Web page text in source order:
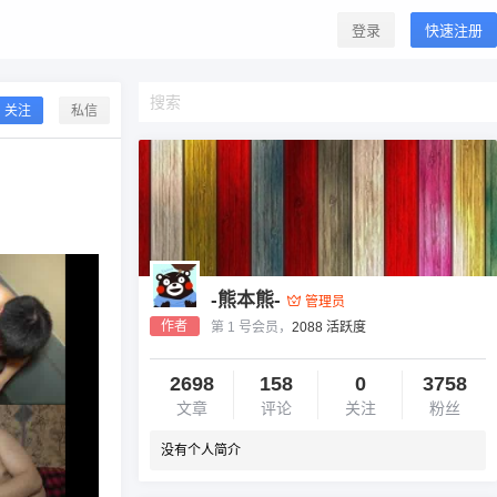
登录 快速注册
关注 私信
作者
-熊本熊-
管理员
第 1 号会员， 2088 活跃度
2698
文章
158
评论
0
关注
3758
粉丝
没有个人简介